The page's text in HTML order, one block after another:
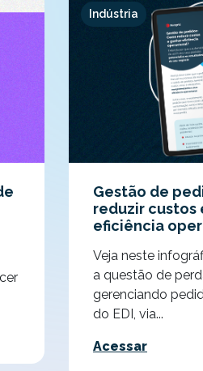
Indústria
Gestão de
reduzir custos
eficiência
Veja neste
a questão de
gerenciando
do EDI, via...
Acessar